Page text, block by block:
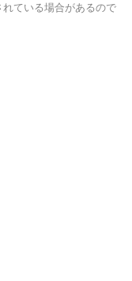
ている場合があるので